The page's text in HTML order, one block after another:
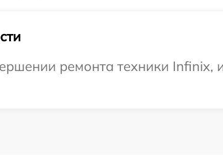
ремонта техники Infinix,